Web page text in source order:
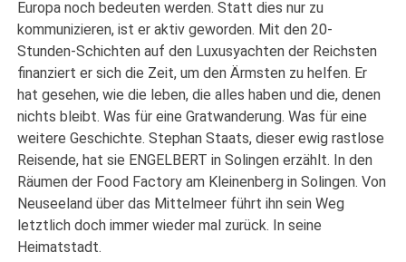
Europa noch bedeuten werden. Statt dies nur zu
kommunizieren, ist er aktiv geworden. Mit den 20-
Stunden-Schichten auf den Luxusyachten der Reichsten
finanziert er sich die Zeit, um den Ärmsten zu helfen. Er
hat gesehen, wie die leben, die alles haben und die, denen
nichts bleibt. Was für eine Gratwanderung. Was für eine
weitere Geschichte. Stephan Staats, dieser ewig rastlose
Reisende, hat sie ENGELBERT in Solingen erzählt. In den
Räumen der Food Factory am Kleinenberg in Solingen. Von
Neuseeland über das Mittelmeer führt ihn sein Weg
letztlich doch immer wieder mal zurück. In seine
Heimatstadt.